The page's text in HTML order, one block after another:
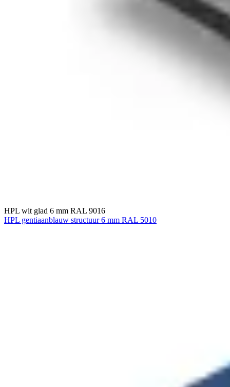
HPL wit glad 6 mm RAL 9016
HPL gentiaanblauw structuur 6 mm RAL 5010